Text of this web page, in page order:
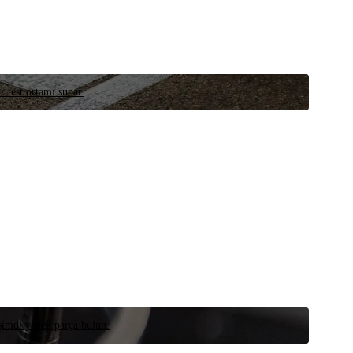
test ortamı sunar.
yedek parça bulun.